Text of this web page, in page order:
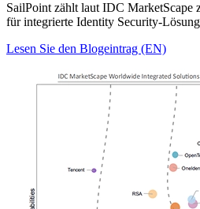
SailPoint zählt laut IDC MarketScape
für integrierte Identity
Lesen Sie den Blogeintrag (EN)